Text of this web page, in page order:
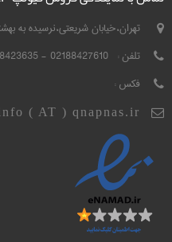
تهران،خیابان شریعتی،نرسیده به
تلفن : 02188427610 - 02188423635 - 02188442844
فکس :
( AT ) qnapnas.ir